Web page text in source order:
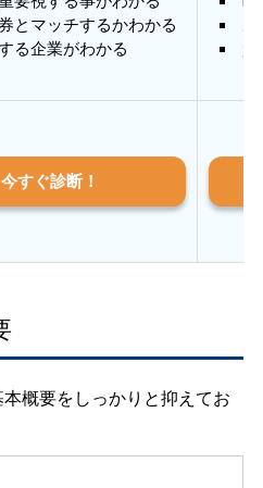
とマッチするかわかる
る企業がわかる
質
今すぐ診断！
概要をしっかりと抑えてお